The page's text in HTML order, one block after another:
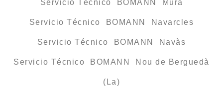
Servicio Técnico BOMANN Mura
Servicio Técnico BOMANN Navarcles
Servicio Técnico BOMANN Navàs
Servicio Técnico BOMANN Nou de Berguedà
(La)